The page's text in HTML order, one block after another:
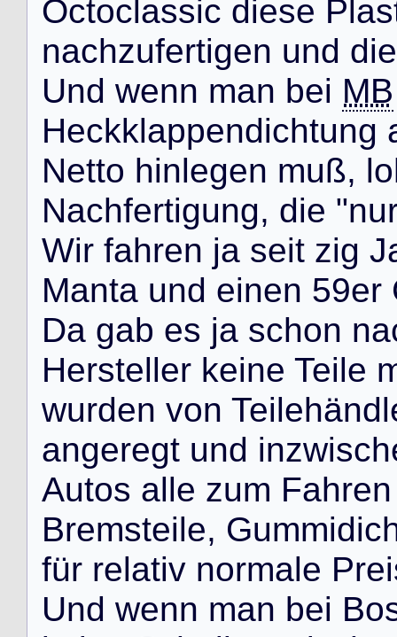
Octoclassic diese Plas
nachzufertigen und die
Und wenn man bei MB
Heckklappendichtung
Netto hinlegen muß, lo
Nachfertigung, die "nu
Wir fahren ja seit zig J
Manta und einen 59er
Da gab es ja schon na
Hersteller keine Teile
wurden von Teilehändl
angeregt und inzwisch
Autos alle zum Fahren
Bremsteile, Gummidic
für relativ normale Prei
Und wenn man bei Bo